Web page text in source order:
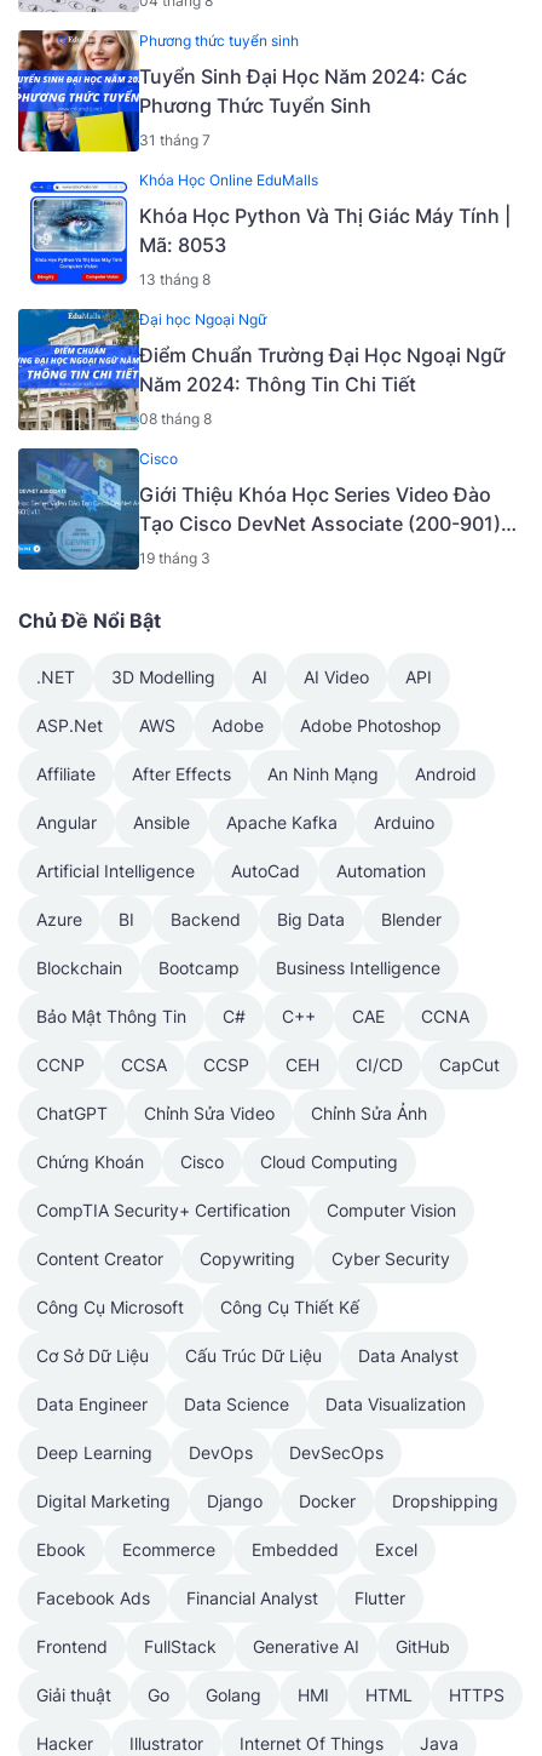
Phương thức tuyển sinh
Tuyển Sinh Đại Học Năm 2024: Các
Phương Thức Tuyển Sinh
31 tháng 7
Khóa Học Online EduMalls
Khóa Học Python Và Thị Giác Máy Tính |
Mã: 8053
13 tháng 8
Đại học Ngoại Ngữ
Điểm Chuẩn Trường Đại Học Ngoại Ngữ
Năm 2024: Thông Tin Chi Tiết
08 tháng 8
Cisco
Giới Thiệu Khóa Học Series Video Đào
Tạo Cisco DevNet Associate (200-901)
v1.1 [Mã - 6927 A]
19 tháng 3
Chủ Đề Nổi Bật
.NET 3D Modelling AI AI Video API
ASP.Net AWS Adobe Adobe Photoshop
Affiliate After Effects An Ninh Mạng Android
Angular Ansible Apache Kafka Arduino
Artificial Intelligence AutoCad Automation
Azure BI Backend Big Data Blender
Blockchain Bootcamp Business Intelligence
Bảo Mật Thông Tin C# C++ CAE CCNA
CCNP CCSA CCSP CEH CI/CD CapCut
ChatGPT Chỉnh Sửa Video Chỉnh Sửa Ảnh
Chứng Khoán Cisco Cloud Computing
CompTIA Security+ Certification Computer Vision
Content Creator Copywriting Cyber Security
Công Cụ Microsoft Công Cụ Thiết Kế
Cơ Sở Dữ Liệu Cấu Trúc Dữ Liệu Data Analyst
Data Engineer Data Science Data Visualization
Deep Learning DevOps DevSecOps
Digital Marketing Django Docker Dropshipping
Ebook Ecommerce Embedded Excel
Facebook Ads Financial Analyst Flutter
Frontend FullStack Generative AI GitHub
Giải thuật Go Golang HMI HTML HTTPS
Hacker Illustrator Internet Of Things Java